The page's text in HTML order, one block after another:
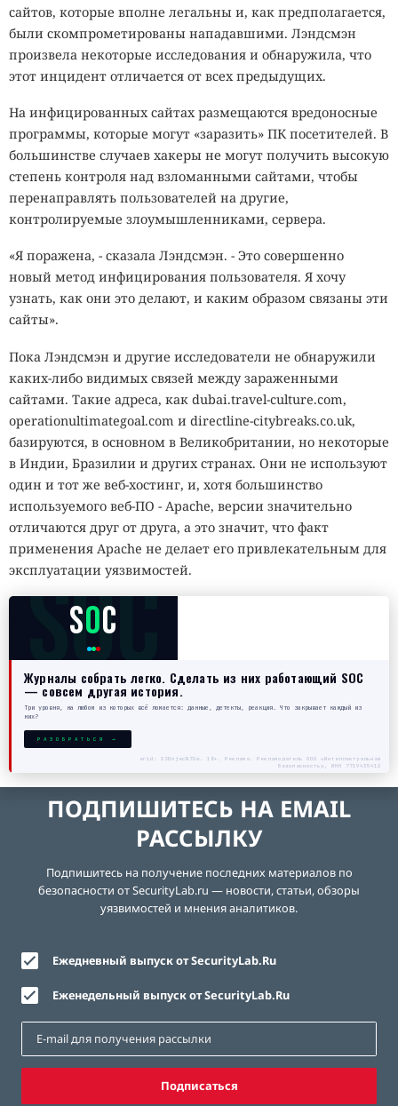
сайтов, которые вполне легальны и, как предполагается,
были скомпрометированы нападавшими. Лэндсмэн
произвела некоторые исследования и обнаружила, что
этот инцидент отличается от всех предыдущих.
На инфицированных сайтах размещаются вредоносные
программы, которые могут «заразить» ПК посетителей. В
большинстве случаев хакеры не могут получить высокую
степень контроля над взломанными сайтами, чтобы
перенаправлять пользователей на другие,
контролируемые злоумышленниками, сервера.
«Я поражена, - сказала Лэндсмэн. - Это совершенно
новый метод инфицирования пользователя. Я хочу
узнать, как они это делают, и каким образом связаны эти
сайты».
Пока Лэндсмэн и другие исследователи не обнаружили
каких-либо видимых связей между зараженными
сайтами. Такие адреса, как dubai.travel-culture.com,
operationultimategoal.com и directline-citybreaks.co.uk,
базируются, в основном в Великобритании, но некоторые
в Индии, Бразилии и других странах. Они не используют
один и тот же веб-хостинг, и, хотя большинство
используемого веб-ПО - Apache, версии значительно
отличаются друг от друга, а это значит, что факт
применения Apache не делает его привлекательным для
эксплуатации уязвимостей.
SOC
SOC
Журналы собрать легко. Сделать из них работающий SOC
— совсем другая история.
Три уровня, на любом из которых всё ломается: данные, детекты, реакция. Что закрывает каждый из
них?
РАЗОБРАТЬСЯ →
erid: 2SDnjecN7Gw. 18+. Реклама. Рекламодатель ООО «Интеллектуальная
безопасность», ИНН 7719435412
ПОДПИШИТЕСЬ НА EMAIL
РАССЫЛКУ
Подпишитесь на получение последних материалов по
безопасности от SecurityLab.ru — новости, статьи, обзоры
уязвимостей и мнения аналитиков.
Ежедневный выпуск от SecurityLab.Ru
Еженедельный выпуск от SecurityLab.Ru
Подписаться